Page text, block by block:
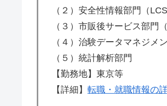
（２）安全性情報部門（LCS
（３）市販後サービス部門
（４）治験データマネジメ
（５）統計解析部門
【勤務地】東京等
【詳細】 転職・就職情報の